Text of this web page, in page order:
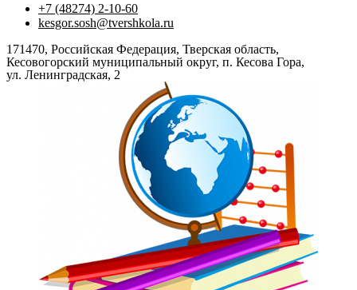
+7 (48274) 2-10-60
kesgor.sosh@tvershkola.ru
171470, Российская Федерация, Тверская область,
Кесовогорский муниципальный округ, п. Кесова Гора,
ул. Ленинградская, 2